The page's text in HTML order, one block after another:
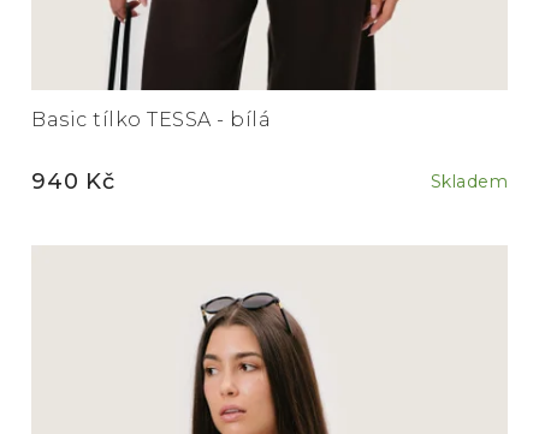
Basic tílko TESSA - bílá
Skladem
940 Kč